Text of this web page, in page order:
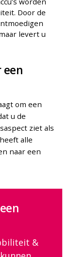
Door de
levert u
een
om een
u de
ziet als
alle
naar een
&